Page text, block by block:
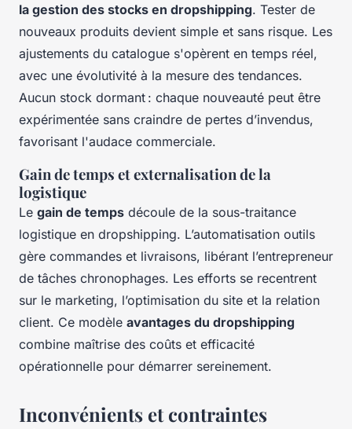
la gestion des stocks en dropshipping. Tester de
nouveaux produits devient simple et sans risque. Les
ajustements du catalogue s'opèrent en temps réel,
avec une évolutivité à la mesure des tendances.
Aucun stock dormant : chaque nouveauté peut être
expérimentée sans craindre de pertes d’invendus,
favorisant l'audace commerciale.
Gain de temps et externalisation de la
logistique
Le gain de temps découle de la sous-traitance
logistique en dropshipping. L’automatisation outils
gère commandes et livraisons, libérant l’entrepreneur
de tâches chronophages. Les efforts se recentrent
sur le marketing, l’optimisation du site et la relation
client. Ce modèle avantages du dropshipping
combine maîtrise des coûts et efficacité
opérationnelle pour démarrer sereinement.
Inconvénients et contraintes